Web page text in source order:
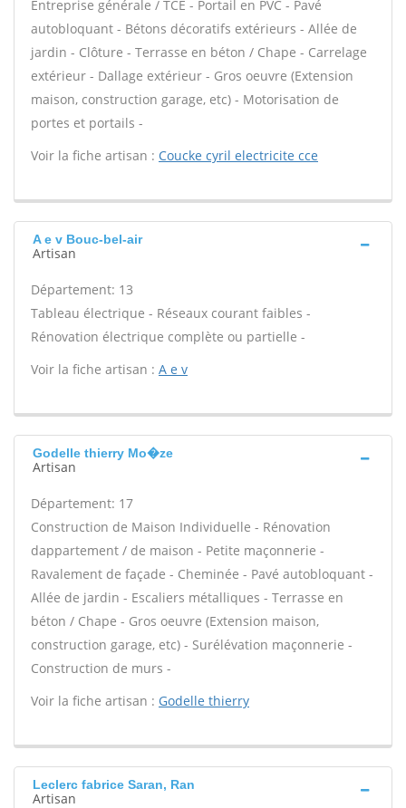
Entreprise générale / TCE - Portail en PVC - Pavé
autobloquant - Bétons décoratifs extérieurs - Allée de
jardin - Clôture - Terrasse en béton / Chape - Carrelage
extérieur - Dallage extérieur - Gros oeuvre (Extension
maison, construction garage, etc) - Motorisation de
portes et portails -
Voir la fiche artisan : Coucke cyril electricite cce
A e v Bouc-bel-air
Artisan
Département: 13
Tableau électrique - Réseaux courant faibles -
Rénovation électrique complète ou partielle -
Voir la fiche artisan : A e v
Godelle thierry Mo�ze
Artisan
Département: 17
Construction de Maison Individuelle - Rénovation
dappartement / de maison - Petite maçonnerie -
Ravalement de façade - Cheminée - Pavé autobloquant -
Allée de jardin - Escaliers métalliques - Terrasse en
béton / Chape - Gros oeuvre (Extension maison,
construction garage, etc) - Surélévation maçonnerie -
Construction de murs -
Voir la fiche artisan : Godelle thierry
Leclerc fabrice Saran, Ran
Artisan